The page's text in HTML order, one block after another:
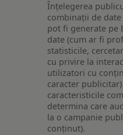
Înțelegerea
combinații de
pot fi generate pe
date (cum ar fi
statisticile,
cu privire la
utilizatori cu
caracter
caracteristicile
determina care
la o campanie
conținut).